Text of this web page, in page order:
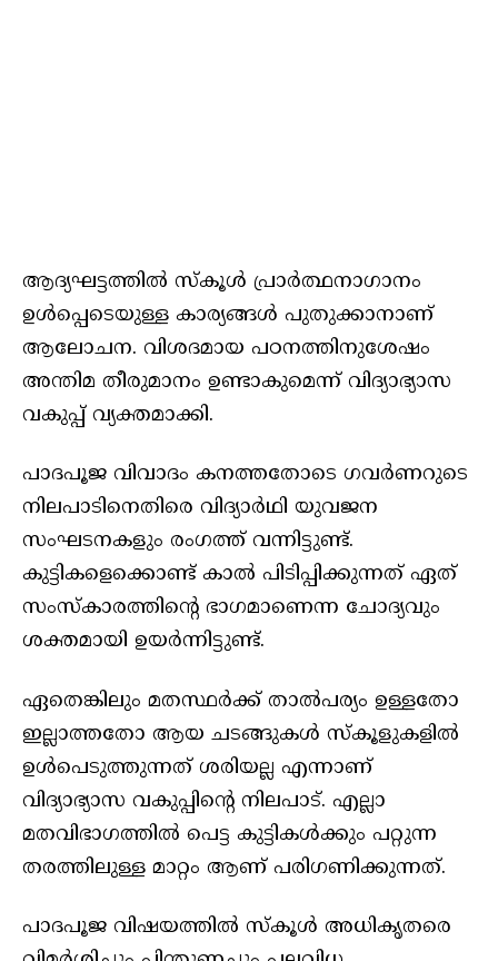
ആദ്യഘട്ടത്തിൽ സ്‌കൂൾ പ്രാർത്ഥനാഗാനം
ഉൾപ്പെടെയുള്ള കാര്യങ്ങൾ പുതുക്കാനാണ്
ആലോചന. വിശദമായ പഠനത്തിനുശേഷം
അന്തിമ തീരുമാനം ഉണ്ടാകുമെന്ന് വിദ്യാഭ്യാസ
വകുപ്പ് വ്യക്തമാക്കി.
പാദപൂജ വിവാദം കനത്തതോടെ ഗവർണറുടെ
നിലപാടിനെതിരെ വിദ്യാർഥി യുവജന
സംഘടനകളും രംഗത്ത് വന്നിട്ടുണ്ട്.
കുട്ടികളെക്കൊണ്ട് കാൽ പിടിപ്പിക്കുന്നത് ഏത്
സംസ്കാരത്തിന്റെ ഭാഗമാണെന്ന ചോദ്യവും
ശക്തമായി ഉയർന്നിട്ടുണ്ട്.
ഏതെങ്കിലും മതസ്ഥർക്ക് താൽപര്യം ഉള്ളതോ
ഇല്ലാത്തതോ ആയ ചടങ്ങുകൾ സ്‌കൂളുകളിൽ
ഉൾപെടുത്തുന്നത് ശരിയല്ല എന്നാണ്
വിദ്യാഭ്യാസ വകുപ്പിന്റെ നിലപാട്. എല്ലാ
മതവിഭാഗത്തിൽ പെട്ട കുട്ടികൾക്കും പറ്റുന്ന
തരത്തിലുള്ള മാറ്റം ആണ് പരിഗണിക്കുന്നത്.
പാദപൂജ വിഷയത്തിൽ സ്‌കൂൾ അധികൃതരെ